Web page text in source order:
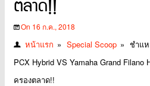
ตลาด!!
On 16 ก.ค., 2018
หน้าแรก » Special Scoop » ชำแ
PCX Hybrid VS Yamaha Grand Filano
ครองตลาด!!